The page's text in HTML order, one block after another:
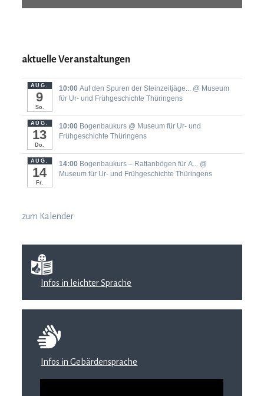
aktuelle Veranstaltungen
AUG.
9
So.
10:00 Auf den Spuren der Steinzeitjäge... @ Museum
für Ur- und Frühgeschichte Thüringens
AUG.
13
Do.
10:00 Bogenbaukurs @ Museum für Ur- und
Frühgeschichte Thüringens
AUG.
14
Fr.
14:00 Bogenbaukurs ‒ Rattanbögen für A... @
Museum für Ur- und Frühgeschichte Thüringens
zum Kalender
Infos in leichter Sprache
Infos in Gebärdensprache